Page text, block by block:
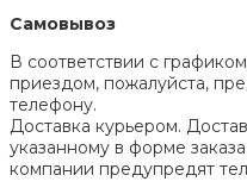
Самовывоз
В соответствии с
приездом, пожалуйста,
телефону.
Доставка курьером.
указанному в форме
компании предупредят